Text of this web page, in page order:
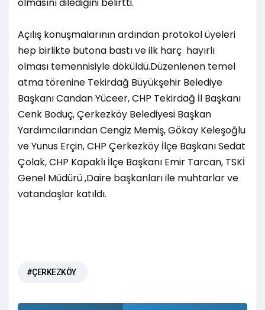
Açılış konuşmalarının ardından protokol üyeleri
hep birlikte butona bastı ve ilk harç hayırlı
olması temennisiyle döküldü.Düzenlenen temel
atma törenine Tekirdağ Büyükşehir Belediye
Başkanı Candan Yüceer, CHP Tekirdağ İl Başkanı
Cenk Boduç, Çerkezköy Belediyesi Başkan
Yardımcılarından Cengiz Memiş, Gökay Keleşoğlu
ve Yunus Erçin, CHP Çerkezköy İlçe Başkanı Sedat
Çolak, CHP Kapaklı İlçe Başkanı Emir Tarcan, TSKİ
Genel Müdürü ,Daire başkanları ile muhtarlar ve
vatandaşlar katıldı.
#ÇERKEZKÖY